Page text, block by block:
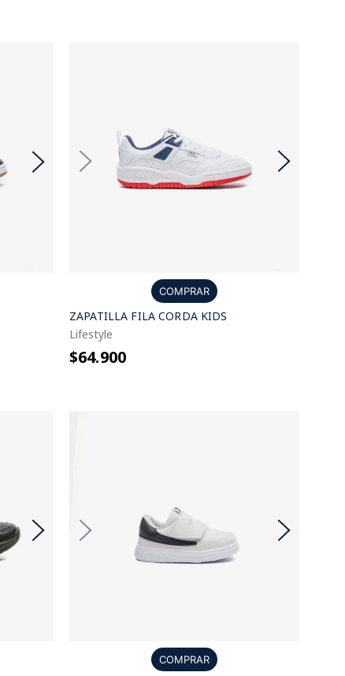
COMPRAR
ZAPATILLA FILA CORDA KIDS
Lifestyle
$64.900
COMPRAR